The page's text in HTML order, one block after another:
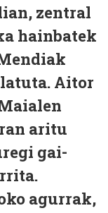
zentral
hainbatek
Aitor
aritu
gai-
agurrak,